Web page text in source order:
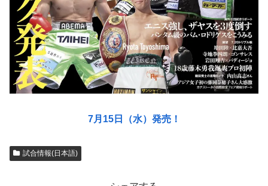
7月15日（水）発売！
試合情報(日本語)